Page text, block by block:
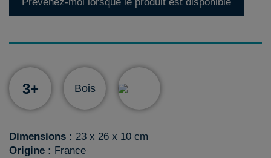
3+ Bois
Dimensions : 23 x 26 x 10 cm
Origine : France